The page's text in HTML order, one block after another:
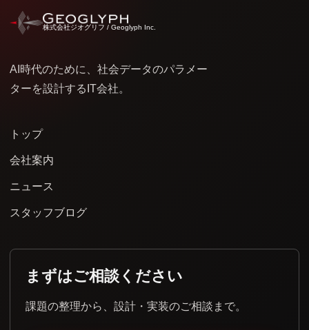
株式会社ジオグリフ / Geoglyph Inc.
AI時代のために、社会データのパラメー
ターを設計するIT会社。
トップ
会社案内
ニュース
スタッフブログ
まずはご相談ください
課題の整理から、設計・実装のご相談まで。